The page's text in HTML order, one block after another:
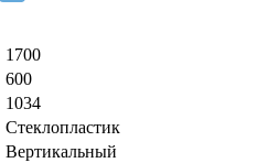
1700
600
1034
Стеклопластик
Вертикальный